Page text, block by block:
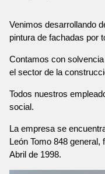
Venimos desarrollando
pintura de fachadas por
Contamos con
el sector de la
Todos nuestros
social.
La empresa se
León Tomo 848 general,
Abril de 1998.